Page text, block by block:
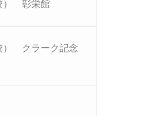
） 彰栄館
） クラーク記念